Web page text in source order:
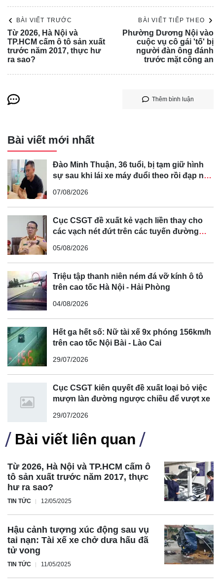
BÀI VIẾT TRƯỚC
Từ 2026, Hà Nội và
TP.HCM cấm ô tô sản xuất
trước năm 2017, thực hư
ra sao?
BÀI VIẾT TIẾP THEO
Phường Dương Nội vào
cuộc vụ cô gái 'tố' bị
người đàn ông đánh
trước mặt công an
Thêm bình luận
Bài viết mới nhất
Đào Minh Thuận, 36 tuổi, bị tạm giữ hình
sự sau khi lái xe máy đuổi theo rồi đạp ngã
07/08/2026
Cục CSGT đề xuất kẻ vạch liền thay cho
các vạch nét đứt trên các tuyến đường
05/08/2026
Triệu tập thanh niên ném đá vỡ kính ô tô
trên cao tốc Hà Nội - Hải Phòng
04/08/2026
Hết ga hết số: Nữ tài xế 9x phóng 156km/h
trên cao tốc Nội Bài - Lào Cai
29/07/2026
Cục CSGT kiên quyết đề xuất loại bỏ việc
mượn làn đường ngược chiều để vượt xe
29/07/2026
Bài viết liên quan
Từ 2026, Hà Nội và TP.HCM cấm ô
tô sản xuất trước năm 2017, thực
hư ra sao?
TIN TỨC 12/05/2025
Hậu cảnh tượng xúc động sau vụ
tai nạn: Tài xế xe chở dưa hấu đã
tử vong
TIN TỨC 11/05/2025